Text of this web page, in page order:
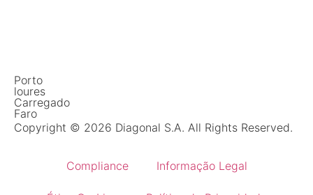
Porto
loures
Carregado
Faro
Copyright © 2026 Diagonal S.A. All Rights Reserved.
Compliance Informação Legal